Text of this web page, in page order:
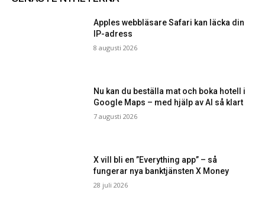
Apples webbläsare Safari kan läcka din
IP-adress
8 augusti 2026
Nu kan du beställa mat och boka hotell i
Google Maps – med hjälp av AI så klart
7 augusti 2026
X vill bli en ”Everything app” – så
fungerar nya banktjänsten X Money
28 juli 2026